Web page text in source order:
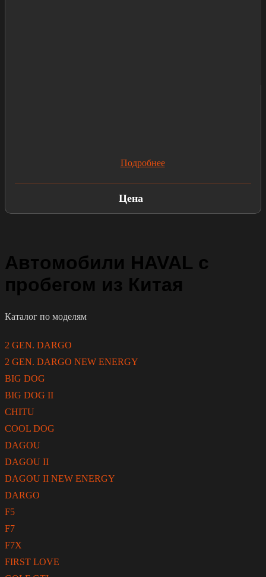
Подробнее
Цена
Автомобили HAVAL с
пробегом из Китая
Каталог по моделям
2 GEN. DARGO
2 GEN. DARGO NEW ENERGY
BIG DOG
BIG DOG II
CHITU
COOL DOG
DAGOU
DAGOU II
DAGOU II NEW ENERGY
DARGO
F5
F7
F7X
FIRST LOVE